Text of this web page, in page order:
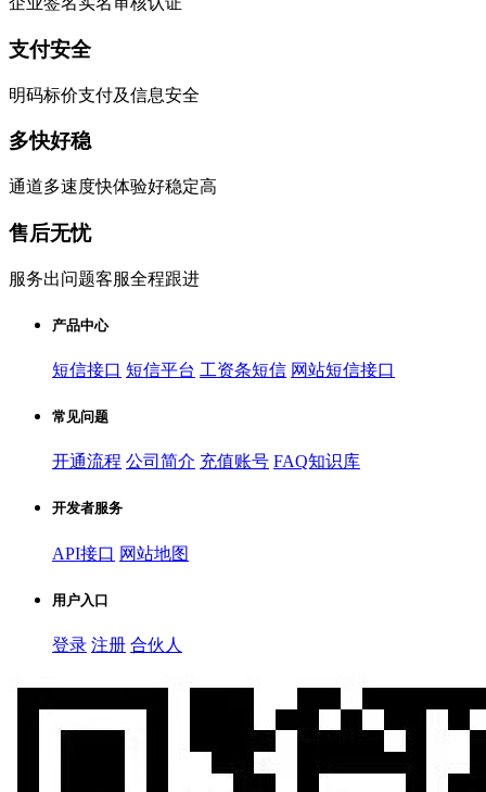
支付安全
明码标价支付及信息安全
多快好稳
通道多速度快体验好稳定高
售后无忧
服务出问题客服全程跟进
产品中心
短信接口 短信平台 工资条短信 网站短信接口
常见问题
开通流程 公司简介 充值账号 FAQ知识库
开发者服务
API接口 网站地图
用户入口
登录 注册 合伙人